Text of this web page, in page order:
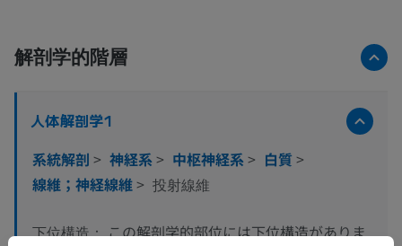
解剖学的階層
人体解剖学1
系統解剖 > 神経系> 中枢神経系> 白質>
線維；神経線維> 投射線維
下位構造：この解剖学的部位には下位構造がありま